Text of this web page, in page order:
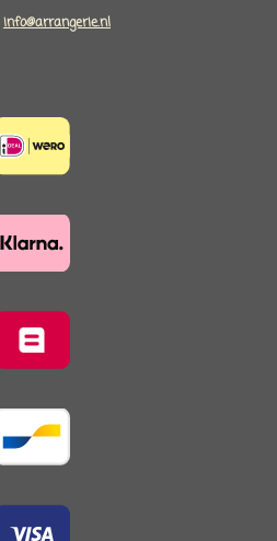
info@arrangerie.nl